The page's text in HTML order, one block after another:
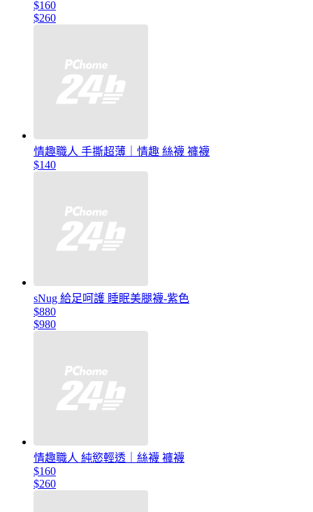
$160
$260
情趣職人 手撕超薄｜情趣 絲襪 褲襪
$140
sNug 給足呵護 睡眠美腿襪-紫色
$880
$980
情趣職人 純慾輕透｜絲襪 褲襪
$160
$260